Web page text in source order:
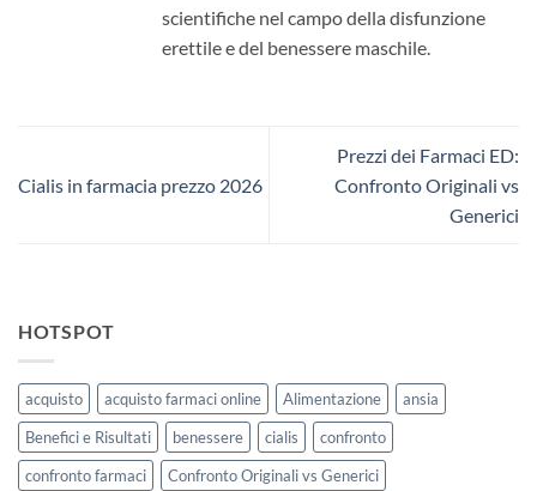
scientifiche nel campo della disfunzione
erettile e del benessere maschile.
Cialis in farmacia prezzo 2026
Prezzi dei Farmaci ED:
Confronto Originali vs
Generici
HOTSPOT
acquisto acquisto farmaci online Alimentazione
ansia
Benefici e Risultati
benessere cialis
confronto
confronto farmaci
Confronto Originali vs Generici